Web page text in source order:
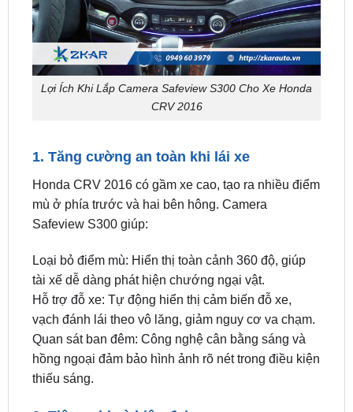
Lợi Ích Khi Lắp Camera Safeview S300 Cho Xe Honda
CRV 2016
mù ở phía trước và hai bên hông. Camera
Safeview S300 giúp:
Loại bỏ điểm mù: Hiển thị toàn cảnh 360 độ, giúp
Hỗ trợ đỗ xe: Tự động hiển thị cảm biến đỗ xe,
vạch đánh lái theo vô lăng, giảm nguy cơ va chạm.
Quan sát ban đêm: Công nghệ cân bằng sáng và
hồng ngoại đảm bảo hình ảnh rõ nét trong điều kiện
thiếu sáng.
2. Tiện nghi và hiện đại